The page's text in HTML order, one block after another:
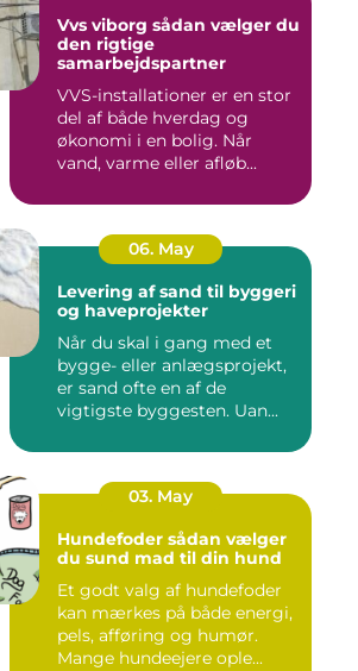
Vvs viborg sådan vælger du
den rigtige
samarbejdspartner
VVS-installationer er en stor
del af både hverdag og
økonomi i en bolig. Når
vand, varme eller afløb...
06. May
Levering af sand til byggeri
og haveprojekter
Når du skal i gang med et
bygge- eller anlægsprojekt,
er sand ofte en af de
vigtigste byggesten. Uan...
03. May
Hundefoder sådan vælger
du sund mad til din hund
Et godt valg af hundefoder
kan mærkes på både energi,
pels, afføring og humør.
Mange hundeejere ople...